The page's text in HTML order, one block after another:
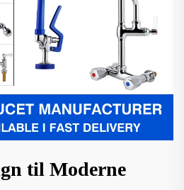
til Moderne